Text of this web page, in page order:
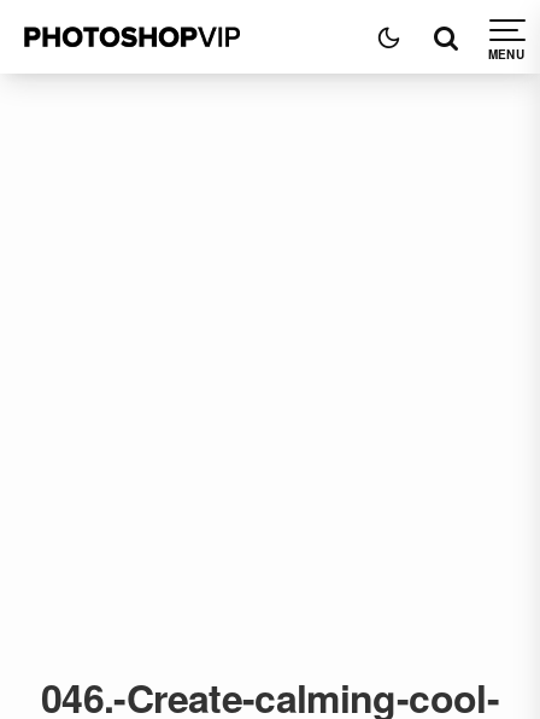
046.-Create-calming-cool-